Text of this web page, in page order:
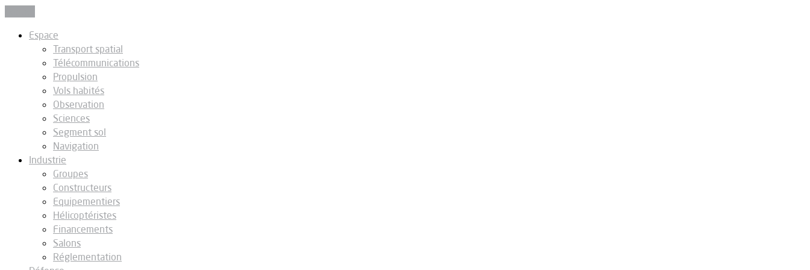
Espace
Transport spatial
Télécommunications
Propulsion
Vols habités
Observation
Sciences
Segment sol
Navigation
Industrie
Groupes
Constructeurs
Equipementiers
Hélicoptéristes
Financements
Salons
Réglementation